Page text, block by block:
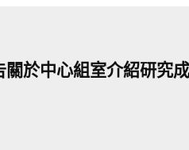
關於中心組室介紹研究